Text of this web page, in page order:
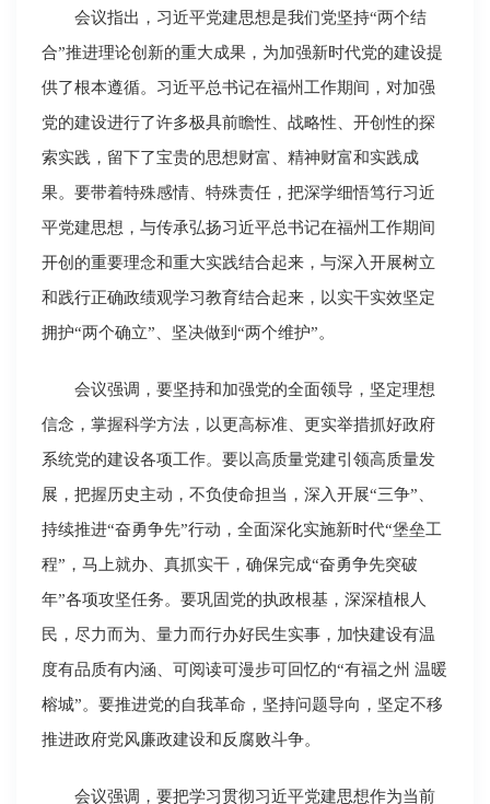
会议指出，习近平党建思想是我们党坚持“两个结
合”推进理论创新的重大成果，为加强新时代党的建设提
供了根本遵循。习近平总书记在福州工作期间，对加强
党的建设进行了许多极具前瞻性、战略性、开创性的探
索实践，留下了宝贵的思想财富、精神财富和实践成
果。要带着特殊感情、特殊责任，把深学细悟笃行习近
平党建思想，与传承弘扬习近平总书记在福州工作期间
开创的重要理念和重大实践结合起来，与深入开展树立
和践行正确政绩观学习教育结合起来，以实干实效坚定
拥护“两个确立”、坚决做到“两个维护”。
会议强调，要坚持和加强党的全面领导，坚定理想
信念，掌握科学方法，以更高标准、更实举措抓好政府
系统党的建设各项工作。要以高质量党建引领高质量发
展，把握历史主动，不负使命担当，深入开展“三争”、
持续推进“奋勇争先”行动，全面深化实施新时代“堡垒工
程”，马上就办、真抓实干，确保完成“奋勇争先突破
年”各项攻坚任务。要巩固党的执政根基，深深植根人
民，尽力而为、量力而行办好民生实事，加快建设有温
度有品质有内涵、可阅读可漫步可回忆的“有福之州 温暖
榕城”。要推进党的自我革命，坚持问题导向，坚定不移
推进政府党风廉政建设和反腐败斗争。
会议强调，要把学习贯彻习近平党建思想作为当前